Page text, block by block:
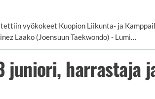
vyökokeet Kuopion Liikunta- ja
Laako (Joensuun Taekwondo) - Lumi…
juniori, harrastaja